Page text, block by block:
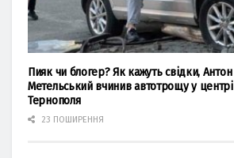
Пияк чи блогер? Як кажуть свідки, Антон
Метельський вчинив автотрощу у центрі
Тернополя
23 ПОШИРЕННЯ